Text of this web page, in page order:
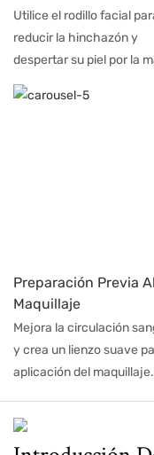
Utilice el rodillo facial
reducir la hinchazón y
despertar su piel por la
Preparación Previa Al
Maquillaje
Mejora la circulación
y crea un lienzo suave
aplicación del maquillaje.